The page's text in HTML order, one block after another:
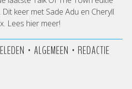
Dit keer met Sade Adu en Cheryll
Lees hier meer!
• ALGEMEEN • REDACTIE